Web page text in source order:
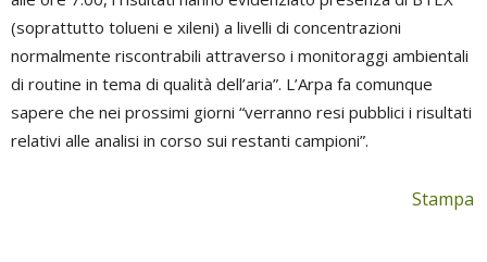
(soprattutto tolueni e xileni) a livelli di concentrazioni
normalmente riscontrabili attraverso i monitoraggi ambientali
di routine in tema di qualità dell’aria”. L’Arpa fa comunque
sapere che nei prossimi giorni “verranno resi pubblici i risultati
relativi alle analisi in corso sui restanti campioni”.
Stampa